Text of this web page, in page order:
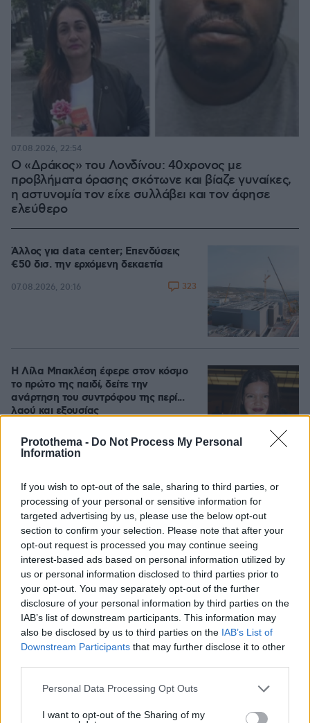
Protothema - Do Not Process My Personal
Information
If you wish to opt-out of the sale, sharing to third parties, or
processing of your personal or sensitive information for
targeted advertising by us, please use the below opt-out
section to confirm your selection. Please note that after your
opt-out request is processed you may continue seeing
interest-based ads based on personal information utilized by
us or personal information disclosed to third parties prior to
your opt-out. You may separately opt-out of the further
disclosure of your personal information by third parties on the
IAB’s list of downstream participants. This information may
also be disclosed by us to third parties on the IAB’s List of
Downstream Participants that may further disclose it to other
Please note that this website/app uses one or more Google
not limited to your visit or usage behaviour. You may click to
Personal Data Processing Opt Outs
I want to opt-out of the Sharing of my
Ο «Δράκος» του Λονδίνου: 40χρονος με
προβλήματα όρασης σκότωνε και βίαζε γυναίκες,
η αστυνομία τον είχε συλλάβει και τον άφησε
ελεύθερο
07.08.2026, 22:54
Άλλος για data center; Επενδύσεις
€50 δισ. την ερχόμενη δεκαετία
07.08.2026, 20:16 323
Η Λίλα Μπακλέση έφερε στον κόσμο
το πρώτο της παιδί, δείτε την
ανάρτηση του συντρόφου της περί...
λαού και εξουσίας
Βάλθηκε να τρελάνει κόσμο ο Καντέρ:
Ο Τούρκος πρώην σέντερ του NBA
δηλώνει ότι πληροί τα κριτήρια...
συμπερίληψης και δηλώνει υποψήφιος
να παίξει στο WNBA
07.08.2026, 23:30 27
«Πόλεμος» Σάντσεθ - Μελόνι λόγω
της Θέουτα: Η Ισπανία επιβάλλει και
αυτή ελέγχους στα σύνορα σε πτήσεις
και πλοία από Ιταλία